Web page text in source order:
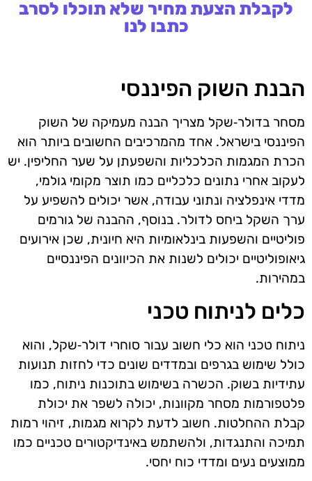
לקבלת הצעת מחיר שלא תוכלו לסרב
כתבו לנו
הבנת השוק הפיננסי
מסחר בדולר‑שקל מצריך הבנה מעמיקה של השוק
הפיננסי בישראל. אחד מהמרכיבים החשובים ביותר הוא
הכרת המגמות הכלכליות והשפעתן על שער החליפין. יש
לעקוב אחרי נתונים כלכליים כמו תוצר מקומי גולמי,
מדדי אינפלציה ונתוני עבודה, אשר יכולים להשפיע על
ערך השקל ביחס לדולר. בנוסף, ההבנה של גורמים
פוליטיים והשפעות בינלאומיות היא חיונית, שכן אירועים
גיאופוליטיים יכולים לשנות את הכיוונים הפיננסיים
במהירות.
כלים לניתוח טכני
ניתוח טכני הוא כלי חשוב עבור סוחרי דולר‑שקל, והוא
כולל שימוש בגרפים ובמדדים שונים כדי לחזות תנועות
עתידיות בשוק. הכשרה בשימוש בתוכנות ניתוח, כמו
פלטפורמות מסחר מקוונות, יכולה לשפר את יכולת
קבלת ההחלטות. חשוב לדעת לקרוא מגמות, זיהוי רמות
תמיכה והתנגדות, ולהשתמש באינדיקטורים טכניים כמו
ממוצעים נעים ומדדי כוח יחסי.